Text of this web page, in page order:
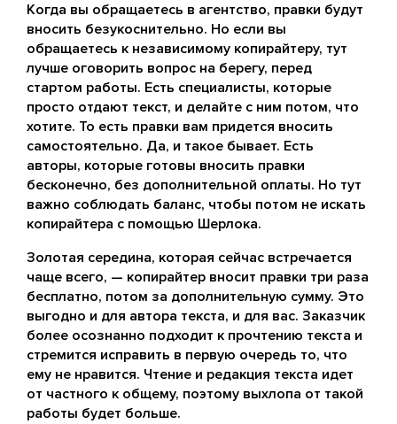
Когда вы обращаетесь в агентство, правки будут
вносить безукоснительно. Но если вы
обращаетесь к независимому копирайтеру, тут
лучше оговорить вопрос на берегу, перед
стартом работы. Есть специалисты, которые
просто отдают текст, и делайте с ним потом, что
хотите. То есть правки вам придется вносить
самостоятельно. Да, и такое бывает. Есть
авторы, которые готовы вносить правки
бесконечно, без дополнительной оплаты. Но тут
важно соблюдать баланс, чтобы потом не искать
копирайтера с помощью Шерлока.
Золотая середина, которая сейчас встречается
чаще всего, — копирайтер вносит правки три раза
бесплатно, потом за дополнительную сумму. Это
выгодно и для автора текста, и для вас. Заказчик
более осознанно подходит к прочтению текста и
стремится исправить в первую очередь то, что
ему не нравится. Чтение и редакция текста идет
от частного к общему, поэтому выхлопа от такой
работы будет больше.